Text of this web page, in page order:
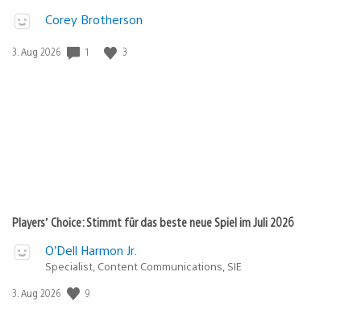
Corey Brotherson
Veröffentlichungsdatum:
3. Aug 2026 1 3
Players’ Choice: Stimmt für das beste neue Spiel im Juli 2026
O’Dell Harmon Jr.
Specialist, Content Communications, SIE
Veröffentlichungsdatum:
3. Aug 2026 9